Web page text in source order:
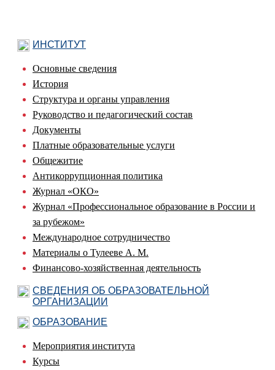
ИНСТИТУТ
Основные сведения
История
Структура и органы управления
Руководство и педагогический состав
Документы
Платные образовательные услуги
Общежитие
Антикоррупционная политика
Журнал «ОКО»
Журнал «Профессиональное образование в России и
за рубежом»
Международное сотрудничество
Материалы о Тулееве А. М.
Финансово-хозяйственная деятельность
СВЕДЕНИЯ ОБ ОБРАЗОВАТЕЛЬНОЙ
ОРГАНИЗАЦИИ
ОБРАЗОВАНИЕ
Мероприятия института
Курсы